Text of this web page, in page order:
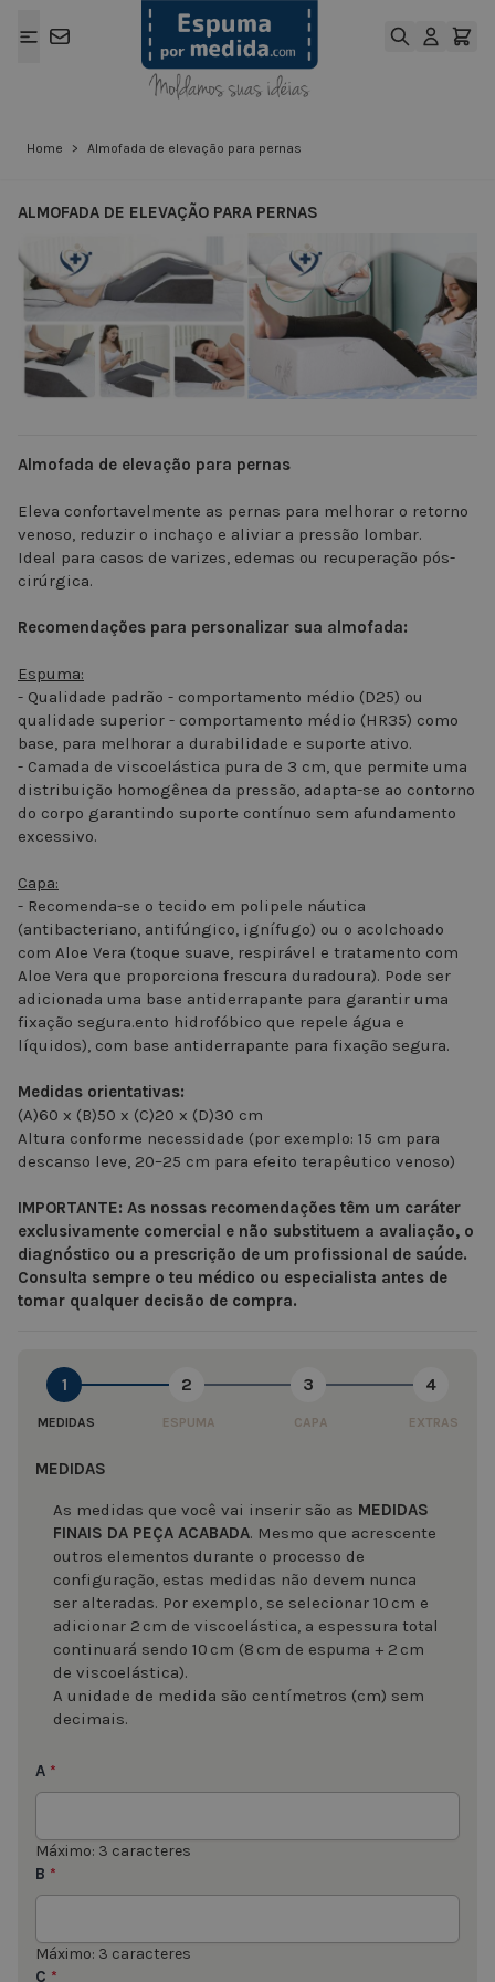
Home > Almofada de elevação para pernas
ALMOFADA DE ELEVAÇÃO PARA PERNAS
Almofada de elevação para pernas
Eleva confortavelmente as pernas para melhorar o retorno
venoso, reduzir o inchaço e aliviar a pressão lombar.
Ideal para casos de varizes, edemas ou recuperação pós-
cirúrgica.
Recomendações para personalizar sua almofada:
Espuma:
- Qualidade padrão - comportamento médio (D25) ou
qualidade superior - comportamento médio (HR35) como
base, para melhorar a durabilidade e suporte ativo.
- Camada de viscoelástica pura de 3 cm, que permite uma
distribuição homogênea da pressão, adapta-se ao contorno
do corpo garantindo suporte contínuo sem afundamento
excessivo.
Capa:
- Recomenda-se o tecido em polipele náutica
(antibacteriano, antifúngico, ignífugo) ou o acolchoado
com Aloe Vera (toque suave, respirável e tratamento com
Aloe Vera que proporciona frescura duradoura). Pode ser
adicionada uma base antiderrapante para garantir uma
fixação segura.ento hidrofóbico que repele água e
líquidos), com base antiderrapante para fixação segura.
Medidas orientativas:
(A)60 x (B)50 x (C)20 x (D)30 cm
Altura conforme necessidade (por exemplo: 15 cm para
descanso leve, 20–25 cm para efeito terapêutico venoso)
IMPORTANTE: As nossas recomendações têm um caráter
exclusivamente comercial e não substituem a avaliação, o
diagnóstico ou a prescrição de um profissional de saúde.
Consulta sempre o teu médico ou especialista antes de
tomar qualquer decisão de compra.
1
MEDIDAS
2
ESPUMA
3
CAPA
4
EXTRAS
MEDIDAS
As medidas que você vai inserir são as MEDIDAS
FINAIS DA PEÇA ACABADA. Mesmo que acrescente
outros elementos durante o processo de
configuração, estas medidas não devem nunca
ser alteradas. Por exemplo, se selecionar 10 cm e
adicionar 2 cm de viscoelástica, a espessura total
continuará sendo 10 cm (8 cm de espuma + 2 cm
de viscoelástica).
A unidade de medida são centímetros (cm) sem
decimais.
A *
Máximo: 3 caracteres
B *
Máximo: 3 caracteres
C *